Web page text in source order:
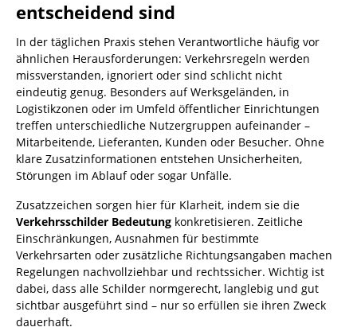
entscheidend sind
In der täglichen Praxis stehen Verantwortliche häufig vor
ähnlichen Herausforderungen: Verkehrsregeln werden
missverstanden, ignoriert oder sind schlicht nicht
eindeutig genug. Besonders auf Werksgeländen, in
Logistikzonen oder im Umfeld öffentlicher Einrichtungen
treffen unterschiedliche Nutzergruppen aufeinander –
Mitarbeitende, Lieferanten, Kunden oder Besucher. Ohne
klare Zusatzinformationen entstehen Unsicherheiten,
Störungen im Ablauf oder sogar Unfälle.
Zusatzzeichen sorgen hier für Klarheit, indem sie die
Verkehrsschilder Bedeutung konkretisieren. Zeitliche
Einschränkungen, Ausnahmen für bestimmte
Verkehrsarten oder zusätzliche Richtungsangaben machen
Regelungen nachvollziehbar und rechtssicher. Wichtig ist
dabei, dass alle Schilder normgerecht, langlebig und gut
sichtbar ausgeführt sind – nur so erfüllen sie ihren Zweck
dauerhaft.